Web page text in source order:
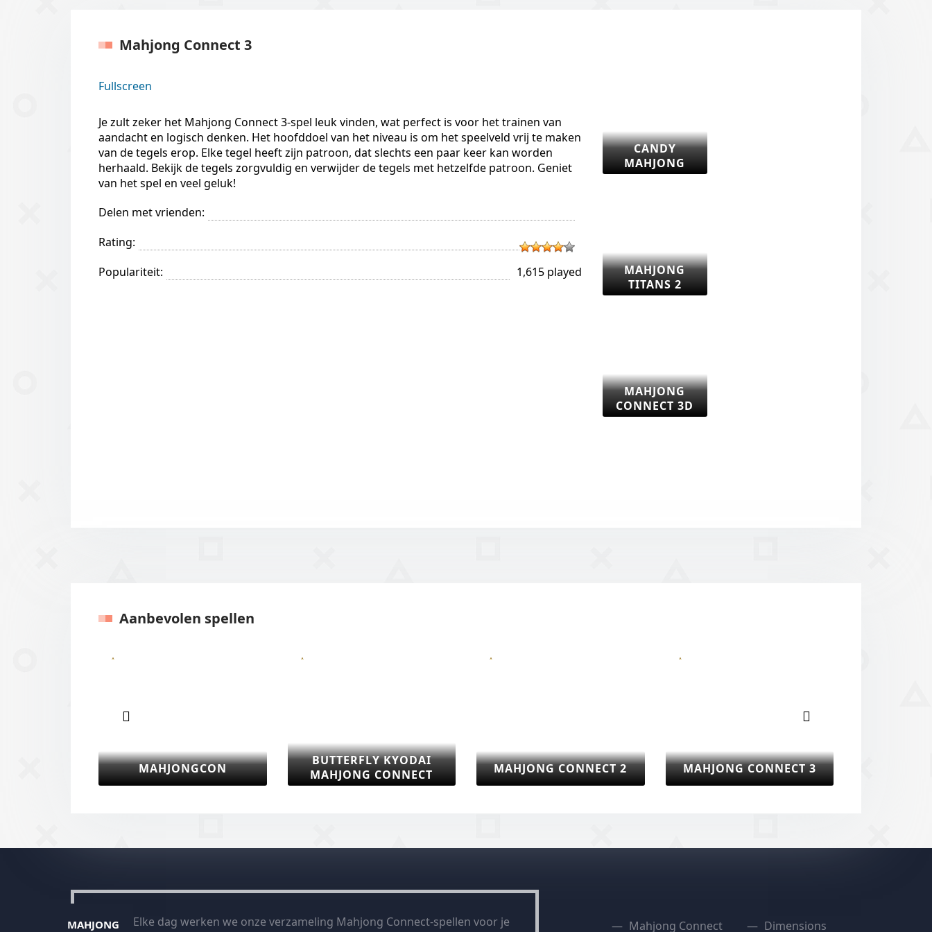
Mahjong Connect 3
Fullscreen
Je zult zeker het Mahjong Connect 3-spel leuk vinden, wat perfect is voor het trainen van
aandacht en logisch denken. Het hoofddoel van het niveau is om het speelveld vrij te maken
van de tegels erop. Elke tegel heeft zijn patroon, dat slechts een paar keer kan worden
herhaald. Bekijk de tegels zorgvuldig en verwijder de tegels met hetzelfde patroon. Geniet
van het spel en veel geluk!
Delen met vrienden:
Rating:
Populariteit:
1,615 played
CANDY
MAHJONG
MAHJONG
TITANS 2
MAHJONG
CONNECT 3D
Aanbevolen spellen
BUTTERFLY KYODAI
MAHJONG CONNECT
MAHJONG CONNECT 2 MAHJONG CONNECT 3 DIEREN MAHJONG
MAHJONG FRUIT
MAHJONG
Elke dag werken we onze verzameling Mahjong Connect-spellen voor je
Mahjong Connect Dimensions